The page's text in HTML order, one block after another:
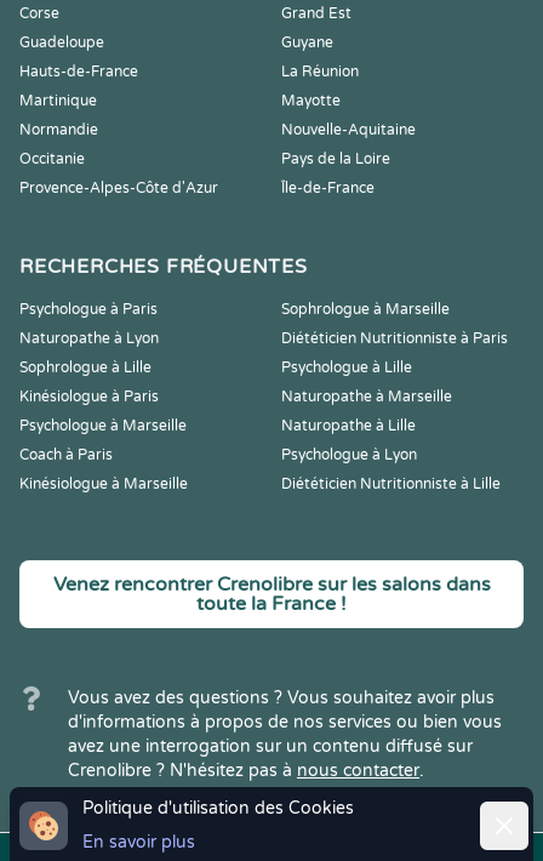
Politique d'utilisation des Cookies
En savoir plus
Corse
Grand Est
Guadeloupe
Guyane
Hauts-de-France
La Réunion
Martinique
Mayotte
Normandie
Nouvelle-Aquitaine
Occitanie
Pays de la Loire
Provence-Alpes-Côte d'Azur
Île-de-France
RECHERCHES FRÉQUENTES
Psychologue à Paris
Sophrologue à Marseille
Naturopathe à Lyon
Diététicien Nutritionniste à Paris
Sophrologue à Lille
Psychologue à Lille
Kinésiologue à Paris
Naturopathe à Marseille
Psychologue à Marseille
Naturopathe à Lille
Coach à Paris
Psychologue à Lyon
Kinésiologue à Marseille
Diététicien Nutritionniste à Lille
Venez rencontrer Crenolibre sur les salons dans
toute la France !
Vous avez des questions ? Vous souhaitez avoir plus
d'informations à propos de nos services ou bien vous
avez une interrogation sur un contenu diffusé sur
Crenolibre ? N'hésitez pas à nous contacter.